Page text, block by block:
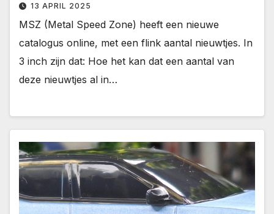
13 APRIL 2025
MSZ (Metal Speed Zone) heeft een nieuwe
catalogus online, met een flink aantal nieuwtjes. In
3 inch zijn dat: Hoe het kan dat een aantal van
deze nieuwtjes al in…